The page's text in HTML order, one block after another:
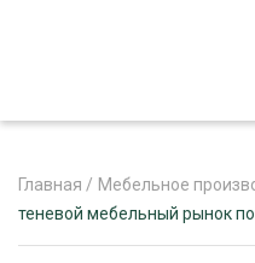
Главная / Мебельное
‌теневой‌ ‌мебельный‌ ‌рынок‌